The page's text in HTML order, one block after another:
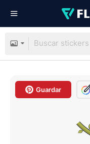
Guardar